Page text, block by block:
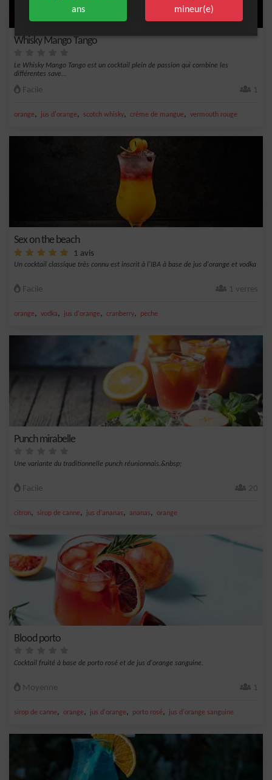
Whisky Mango Tango
Le Whisky Mango Tango est un cocktail plein de passion qui combine les
différentes save...
Facile 1
orange, jus d'orange, scotch whisky, crème de mangue, vermouth rouge
Sex on the beach
1 avis
Un cocktail classique très connu est inscrit à l'IBA à base de jus d'orange et vodka
Facile 1 verres
orange, vodka, jus d'orange, cranberry, peche
Punch mirabelle
Une variante du traditionnelle punch réunionnais.&nbsp;
Facile 20
citron, sirop de canne, jus d'ananas, ananas, orange
Blood porto
Cocktail fruité à base de porto rosé et de jus d'orange sanguine.
Moyenne 1
sirop de canne, orange, jus d'orange, porto rosé, jus d'orange sanguine
ans
mineur(e)